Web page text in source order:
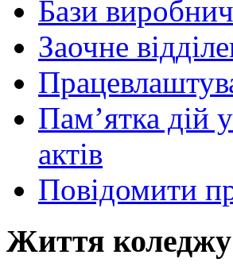
Бази
Заочне
Пам’ятка дій
актів
Повідомити
Життя коледжу